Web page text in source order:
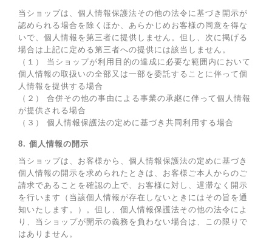
当ショップは、個人情報保護法その他の法令に基づき開示が
認められる場合を除くほか、あらかじめお客様の同意を得な
いで、個人情報を第三者に提供しません。但し、次に掲げる
場合は上記に定める第三者への提供には該当しません。
（１） 当ショップが利用目的の達成に必要な範囲内において
個人情報の取扱いの全部又は一部を委託することに伴って個
人情報を提供する場合
（２） 合併その他の事由による事業の承継に伴って個人情報
が提供される場合
（３） 個人情報保護法の定めに基づき共同利用する場合
8. 個人情報の開示
当ショップは、お客様から、個人情報保護法の定めに基づき
個人情報の開示を求められたときは、お客様ご本人からのご
請求であることを確認の上で、お客様に対し、遅滞なく開示
を行います（当該個人情報が存在しないときにはその旨を通
知いたします。）。但し、個人情報保護法その他の法令によ
り、当ショップが開示の義務を負わない場合は、この限りで
はありません。